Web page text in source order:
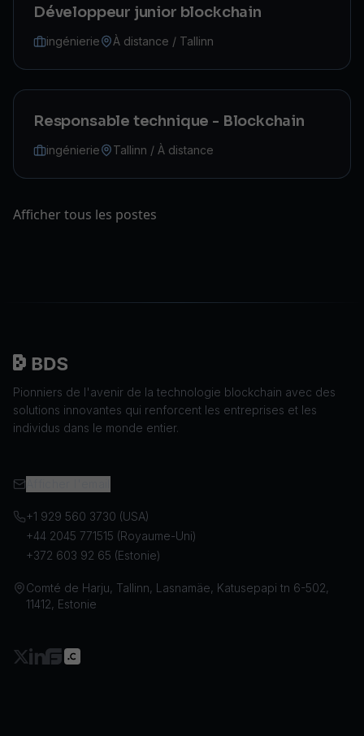
Développeur junior blockchain
ingénierie À distance / Tallinn
Responsable technique - Blockchain
ingénierie Tallinn / À distance
Afficher tous les postes
Pionniers de l'avenir de la technologie blockchain avec des
solutions innovantes qui renforcent les entreprises et les
individus dans le monde entier.
+1 929 560 3730 (USA)
+44 2045 771515 (Royaume-Uni)
+372 603 92 65 (Estonie)
Comté de Harju, Tallinn, Lasnamäe, Katusepapi tn 6-502,
11412, Estonie